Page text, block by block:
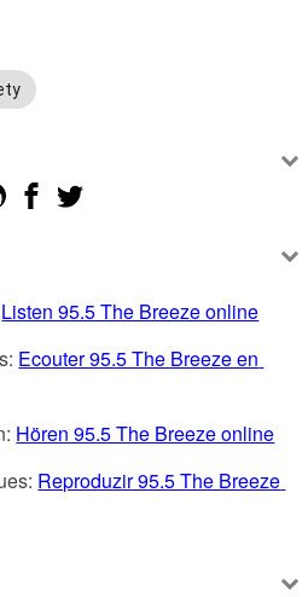
Listen 95.5 The Breeze online
Ecouter 95.5 The Breeze en
Hören 95.5 The Breeze online
Reproduzir 95.5 The Breeze